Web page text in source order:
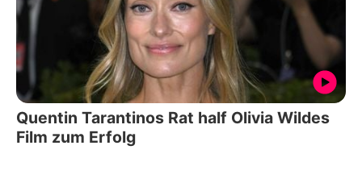
Quentin Tarantinos Rat half Olivia Wildes
Film zum Erfolg